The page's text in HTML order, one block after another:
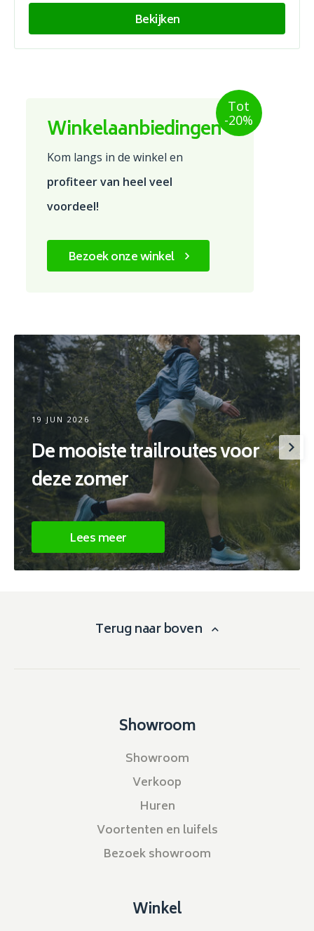
Winkelaanbiedingen
Kom langs in de winkel en
profiteer van heel veel
voordeel!
Bezoek onze winkel
Tot
-20%
Bekijken
19 JUN 2026
De mooiste trailroutes voor
deze zomer
Lees meer
Terug naar boven
Showroom
Showroom
Verkoop
Huren
Voortenten en luifels
Bezoek showroom
Winkel